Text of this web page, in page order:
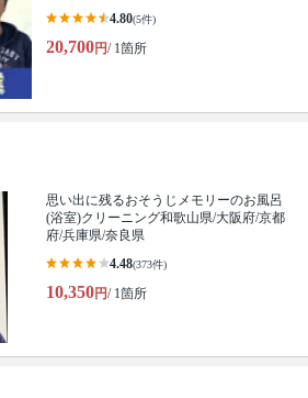
4.80(5件)
20,700円/ 1箇所
思い出に残るおそうじメモリーのお風呂
(浴室)クリーニング和歌山県/大阪府/京都
府/兵庫県/奈良県
4.48(373件)
10,350円/ 1箇所